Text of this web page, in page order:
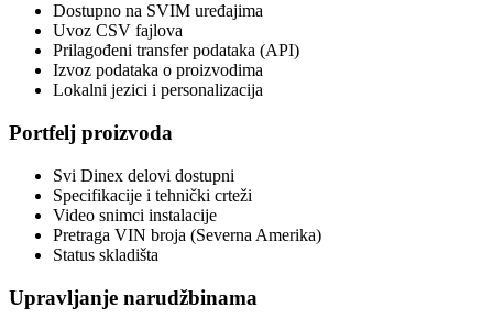
Dostupno na SVIM uređajima
Uvoz CSV fajlova
Prilagođeni transfer podataka (API)
Izvoz podataka o proizvodima
Lokalni jezici i personalizacija
Portfelj proizvoda
Svi Dinex delovi dostupni
Specifikacije i tehnički crteži
Video snimci instalacije
Pretraga VIN broja (Severna Amerika)
Status skladišta
Upravljanje narudžbinama